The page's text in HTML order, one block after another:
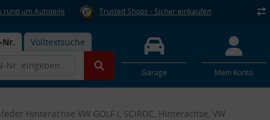
rund um Autoteile Trusted Shops - Sicher einkaufen
Volltextsuche
Garage Mein Konto
Hinterachse VW GOLF I, SCIROC, Hinterachse, VW